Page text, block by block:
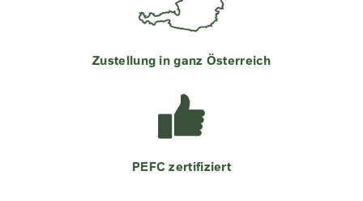
Zustellung in ganz Österreich
PEFC zertifiziert